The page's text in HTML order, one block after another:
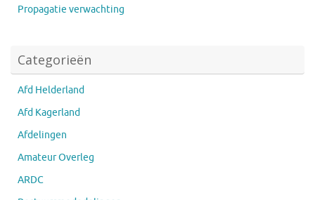
Propagatie verwachting
Categorieën
Afd Helderland
Afd Kagerland
Afdelingen
Amateur Overleg
ARDC